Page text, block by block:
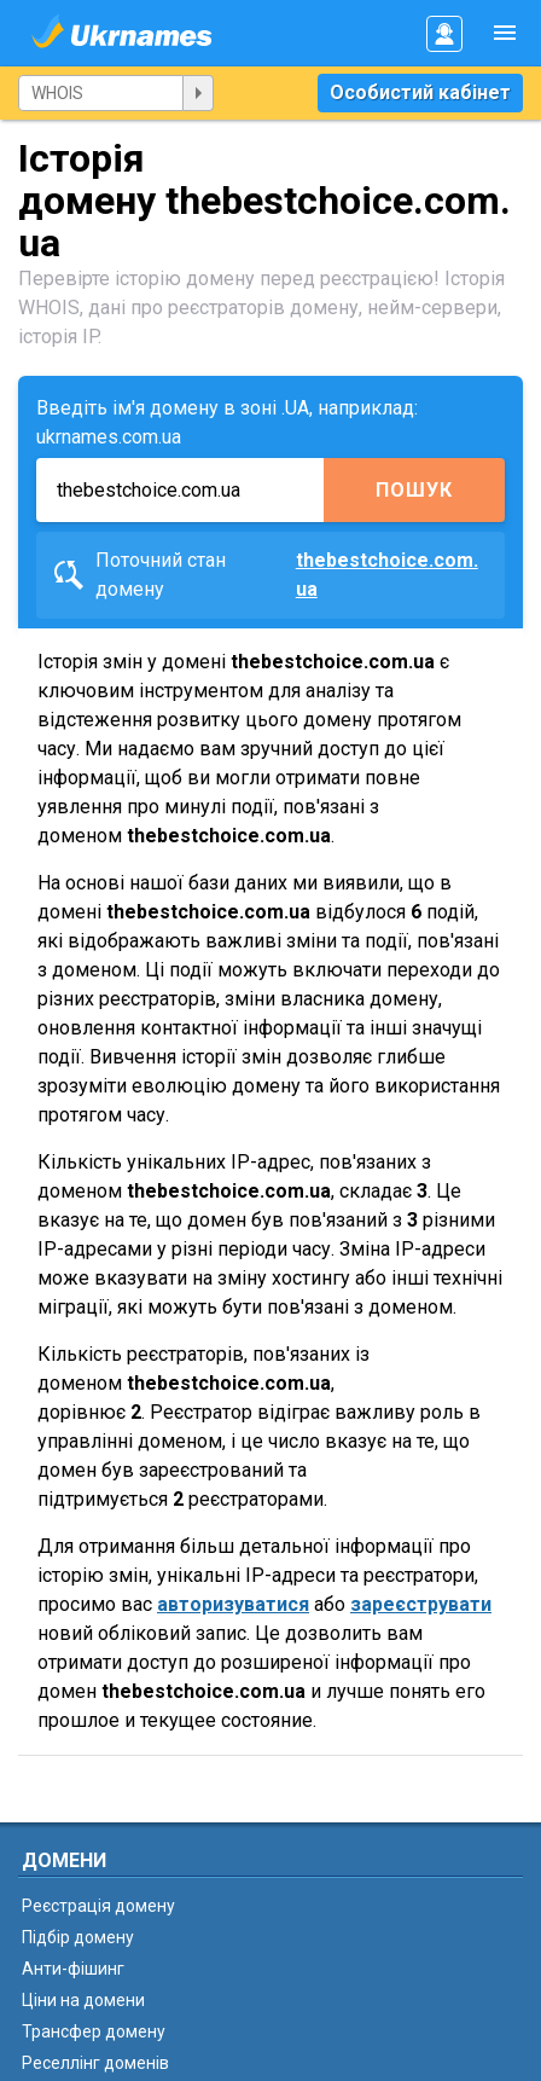
Особистий кабінет
Історія
домену thebestchoice.com.
ua
Перевірте історію домену перед реєстрацією! Історія
WHOIS, дані про реєстраторів домену, нейм-сервери,
історія IP.
Введіть ім'я домену в зоні .UA, наприклад:
ukrnames.com.ua
ПОШУК
Поточний стан
домену
thebestchoice.com.
ua
Історія змін у домені thebestchoice.com.ua є
ключовим інструментом для аналізу та
відстеження розвитку цього домену протягом
часу. Ми надаємо вам зручний доступ до цієї
інформації, щоб ви могли отримати повне
уявлення про минулі події, пов'язані з
доменом thebestchoice.com.ua.
На основі нашої бази даних ми виявили, що в
домені thebestchoice.com.ua відбулося 6 подій,
які відображають важливі зміни та події, пов'язані
з доменом. Ці події можуть включати переходи до
різних реєстраторів, зміни власника домену,
оновлення контактної інформації та інші значущі
події. Вивчення історії змін дозволяє глибше
зрозуміти еволюцію домену та його використання
протягом часу.
Кількість унікальних IP-адрес, пов'язаних з
доменом thebestchoice.com.ua, складає 3. Це
вказує на те, що домен був пов'язаний з 3 різними
IP-адресами у різні періоди часу. Зміна IP-адреси
може вказувати на зміну хостингу або інші технічні
міграції, які можуть бути пов'язані з доменом.
Кількість реєстраторів, пов'язаних із
доменом thebestchoice.com.ua,
дорівнює 2. Реєстратор відіграє важливу роль в
управлінні доменом, і це число вказує на те, що
домен був зареєстрований та
підтримується 2 реєстраторами.
Для отримання більш детальної інформації про
історію змін, унікальні IP-адреси та реєстратори,
просимо вас авторизуватися або зареєструвати
новий обліковий запис. Це дозволить вам
отримати доступ до розширеної інформації про
домен thebestchoice.com.ua и лучше понять его
прошлое и текущее состояние.
ДОМЕНИ
Реєстрація домену
Підбір домену
Анти-фішинг
Ціни на домени
Трансфер домену
Реселлінг доменів